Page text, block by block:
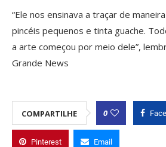
“Ele nos ensinava a traçar de
pincéis pequenos e tinta guache.
a arte começou por meio dele”,
Grande News
COMPARTILHE 0
Pinterest Email